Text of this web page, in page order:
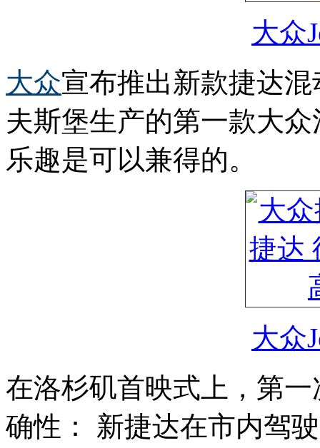
大众
大众宣布推出新款捷达
夫斯堡生产的第一款大
乐趣是可以兼得的。
大众
在洛杉矶首映式上，第一
确性： 新捷达在市内驾